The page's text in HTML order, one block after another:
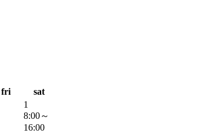
fri
sat
1
8:00～
16:00